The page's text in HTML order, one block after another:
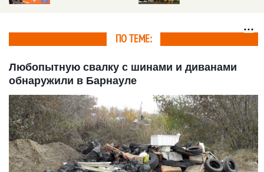
ПО ТЕМЕ:
Любопытную свалку с шинами и диванами
обнаружили в Барнауле